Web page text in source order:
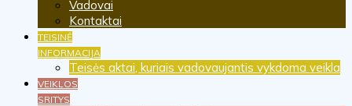
Vadovai
Kontaktai
TEISINĖ
INFORMACIJA
Teisės aktai, kuriais vadovaujantis vykdoma veikla
VEIKLOS
SRITYS